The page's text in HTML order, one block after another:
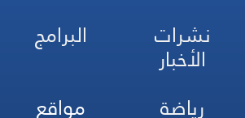
نشرات
الأخبار
البرامج
رياضة مواقع